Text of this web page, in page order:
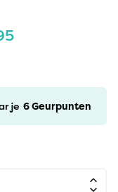
je 6Geurpunten